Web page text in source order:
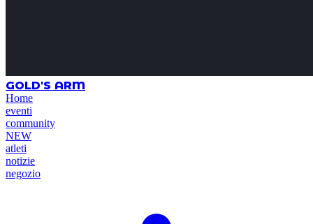
GOLD'S ARM
Home
eventi
community
NEW
atleti
notizie
negozio